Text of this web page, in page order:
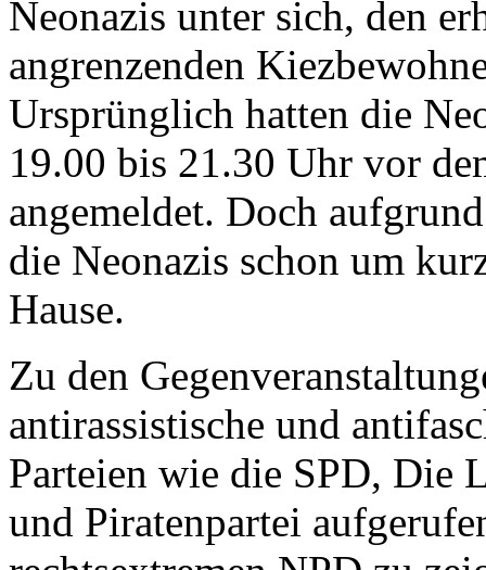
Neonazis unter sich, den
angrenzenden
Ursprünglich hatten die
19.00 bis 21.30 Uhr vor
angemeldet. Doch
die Neonazis schon um
Hause.
Zu den
antirassistische und
Parteien wie die SPD, Die
und Piratenpartei